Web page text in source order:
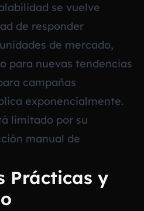
se vuelve
de responder
de mercado,
para nuevas tendencias
campañas
exponencialmente.
limitado por su
manual de
Prácticas y